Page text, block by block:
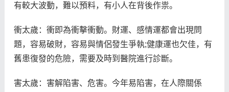
有較大波動，難以預料，有小人在背後作祟。
衝太歲：衝即為衝擊衝動。財運、感情運都會出現問
題，容易破財，容易與情侶發生爭執;健康運也欠佳，有
舊患復發的危險，需要及時到醫院進行診斷。
害太歲：害解陷害、危害。今年易陷害，在人際關係